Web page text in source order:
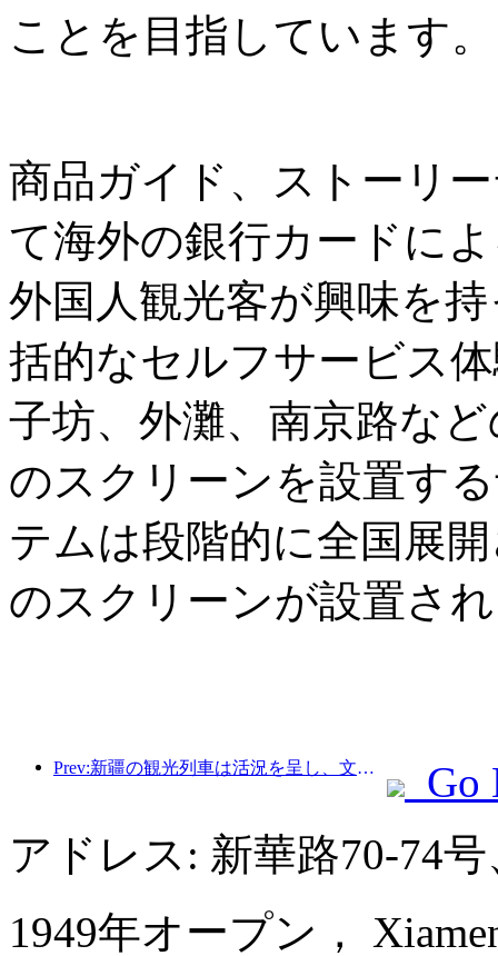
ことを目指しています。
商品ガイド、ストーリ
て海外の銀行カードに
外国人観光客が興味を
括的なセルフサービス
子坊、外灘、南京路な
のスクリーンを設置す
テムは段階的に全国展
のスクリーンが設置さ
Prev:新疆の観光列車は活況を呈し、文化と観光経済を活性化させている。
Go
アドレス: 新華路70-74
1949年オープン，